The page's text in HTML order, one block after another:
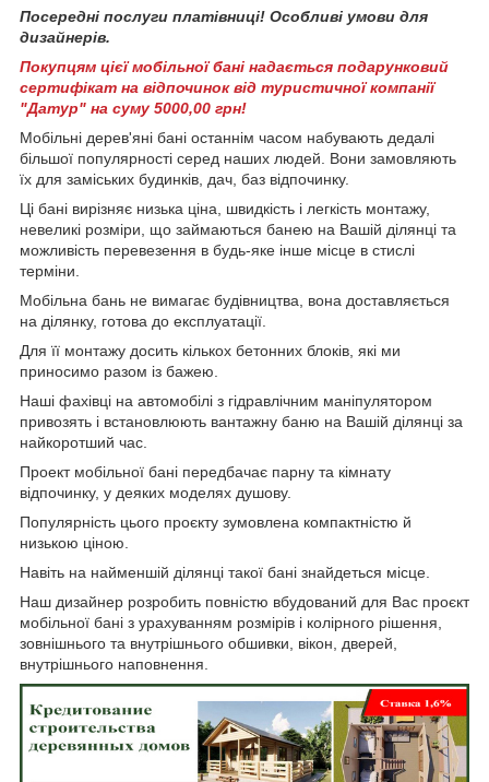
Посередні послуги платівниці! Особливі умови для
дизайнерів.
Покупцям цієї мобільної бані надається подарунковий
сертифікат на відпочинок від туристичної компанії
"Датур" на суму 5000,00 грн!
Мобільні дерев'яні бані останнім часом набувають дедалі
більшої популярності серед наших людей. Вони замовляють
їх для заміських будинків, дач, баз відпочинку.
Ці бані вирізняє низька ціна, швидкість і легкість монтажу,
невеликі розміри, що займаються банею на Вашій ділянці та
можливість перевезення в будь-яке інше місце в стислі
терміни.
Мобільна бань не вимагає будівництва, вона доставляється
на ділянку, готова до експлуатації.
Для її монтажу досить кількох бетонних блоків, які ми
приносимо разом із бажею.
Наші фахівці на автомобілі з гідравлічним маніпулятором
привозять і встановлюють вантажну баню на Вашій ділянці за
найкоротший час.
Проект мобільної бані передбачає парну та кімнату
відпочинку, у деяких моделях душову.
Популярність цього проєкту зумовлена компактністю й
низькою ціною.
Навіть на найменшій ділянці такої бані знайдеться місце.
Наш дизайнер розробить повністю вбудований для Вас проєкт
мобільної бані з урахуванням розмірів і колірного рішення,
зовнішнього та внутрішнього обшивки, вікон, дверей,
внутрішнього наповнення.